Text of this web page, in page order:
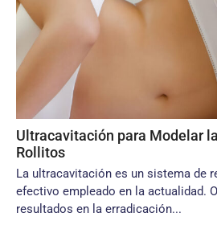
Ultracavitación para Modelar
Rollitos
La ultracavitación es un sistema de
efectivo empleado en la actualidad.
resultados en la erradicación...